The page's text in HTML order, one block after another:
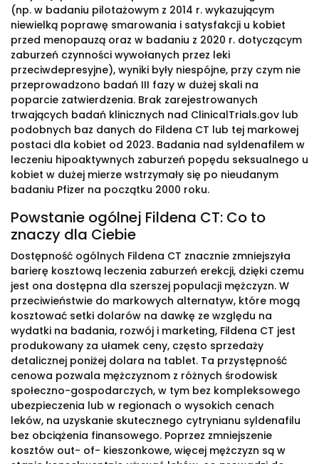
(np. w badaniu pilotażowym z 2014 r. wykazującym
niewielką poprawę smarowania i satysfakcji u kobiet
przed menopauzą oraz w badaniu z 2020 r. dotyczącym
zaburzeń czynności wywołanych przez leki
przeciwdepresyjne), wyniki były niespójne, przy czym nie
przeprowadzono badań III fazy w dużej skali na
poparcie zatwierdzenia. Brak zarejestrowanych
trwających badań klinicznych nad ClinicalTrials.gov lub
podobnych baz danych do Fildena CT lub tej markowej
postaci dla kobiet od 2023. Badania nad syldenafilem w
leczeniu hipoaktywnych zaburzeń popędu seksualnego u
kobiet w dużej mierze wstrzymały się po nieudanym
badaniu Pfizer na początku 2000 roku.
Powstanie ogólnej Fildena CT: Co to
znaczy dla Ciebie
Dostępność ogólnych Fildena CT znacznie zmniejszyła
barierę kosztową leczenia zaburzeń erekcji, dzięki czemu
jest ona dostępna dla szerszej populacji mężczyzn. W
przeciwieństwie do markowych alternatyw, które mogą
kosztować setki dolarów na dawkę ze względu na
wydatki na badania, rozwój i marketing, Fildena CT jest
produkowany za ułamek ceny, często sprzedaży
detalicznej poniżej dolara na tablet. Ta przystępność
cenowa pozwala mężczyznom z różnych środowisk
społeczno-gospodarczych, w tym bez kompleksowego
ubezpieczenia lub w regionach o wysokich cenach
leków, na uzyskanie skutecznego cytrynianu syldenafilu
bez obciążenia finansowego. Poprzez zmniejszenie
kosztów out- of- kieszonkowe, więcej mężczyzn są w